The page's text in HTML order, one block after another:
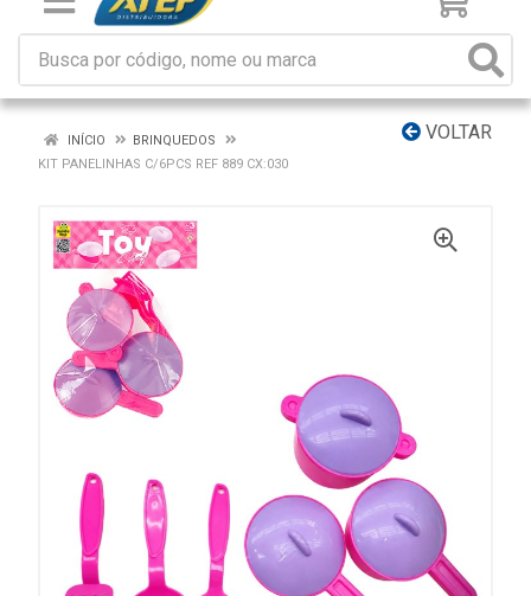
VOLTAR
INÍCIO
BRINQUEDOS
KIT PANELINHAS C/6PCS REF 889 CX:030